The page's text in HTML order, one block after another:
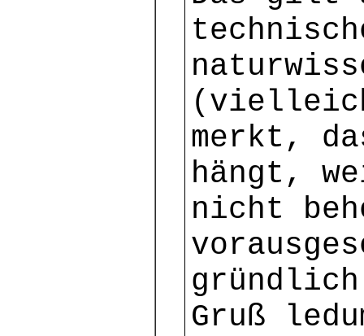
merkt,
hängt,
nicht
Gruß